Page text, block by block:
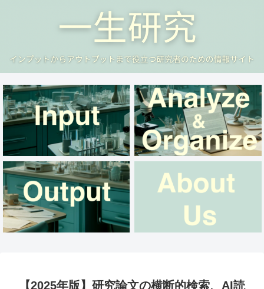
【2025年版】研究論文の横断的検索、AI読